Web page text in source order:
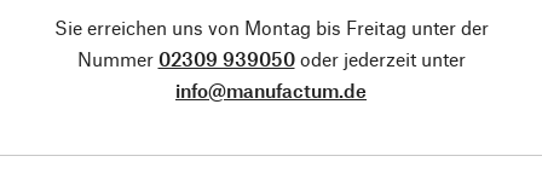
Sie erreichen uns von Montag bis Freitag unter der
Nummer 02309 939050oder jederzeit unter
info@manufactum.de